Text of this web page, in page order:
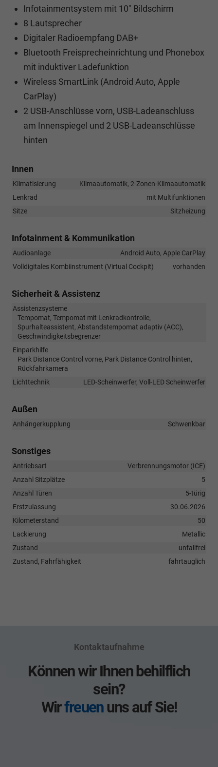
Infotainmentsystem mit 10" Bildschirm
8 Lautsprecher
Digitaler Radioempfang DAB+
Bluetooth Freisprecheinrichtung und Phonebox
mit induktiver Ladefunktion
Wireless SmartLink (Android Auto, Apple
CarPlay)
2 USB-Anschlüsse vorn, USB-Ladeanschluss
am Innenspiegel und 2 USB-Ladeanschlüsse
hinten
Innen
Klimatisierung
Klimaautomatik, 2-Zonen-Klimaautomatik
Lenkrad
mit Multifunktionen
Sitze
Sitzheizung
Infotainment & Kommunikation
Audioanlage
Android Auto, Apple CarPlay
Volldigitales Kombiinstrument (Virtual Cockpit)
vorhanden
Sicherheit & Assistenz
Assistenzsysteme
Tempomat, Tempomat mit Lenkradkontrolle,
Spurhalteassistent, Abstandstempomat adaptiv (ACC),
Geschwindigkeitsbegrenzer
Einparkhilfe
Park Distance Control vorne, Park Distance Control hinten,
Rückfahrkamera
Lichttechnik
LED-Scheinwerfer, Voll-LED Scheinwerfer
Außen
Anhängerkupplung Schwenkbar
Sonstiges
Antriebsart
Verbrennungsmotor (ICE)
Anzahl Sitzplätze
5
Anzahl Türen
5-türig
Erstzulassung
30.06.2026
Kilometerstand
50
Lackierung
Metallic
Zustand
unfallfrei
Zustand, Fahrfähigkeit
fahrtauglich
Kontaktaufnahme
Können wir Ihnen behilflich
sein?
Wirfreuenuns auf Sie!